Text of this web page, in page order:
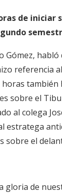
de iniciar
Gómez, habló
referencia
también
sobre el
al colega
estratega
sobre el
gloria de